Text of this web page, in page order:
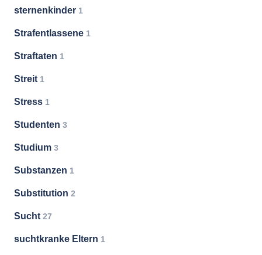
sternenkinder 1
Strafentlassene 1
Straftaten 1
Streit 1
Stress 1
Studenten 3
Studium 3
Substanzen 1
Substitution 2
Sucht 27
suchtkranke Eltern 1